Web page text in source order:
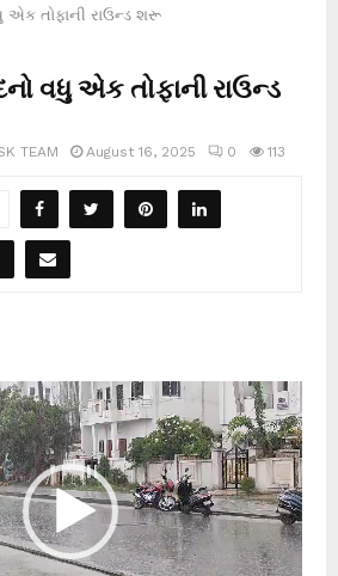
એક તોફાની રાઉન્ડ શરૂ
વધુ એક તોફાની રાઉન્ડ
TEAM August 16, 2025 0 113